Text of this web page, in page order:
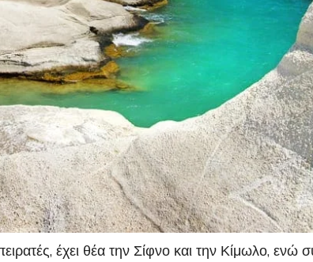
έχει θέα την Σίφνο και την Κίμωλο, ενώ